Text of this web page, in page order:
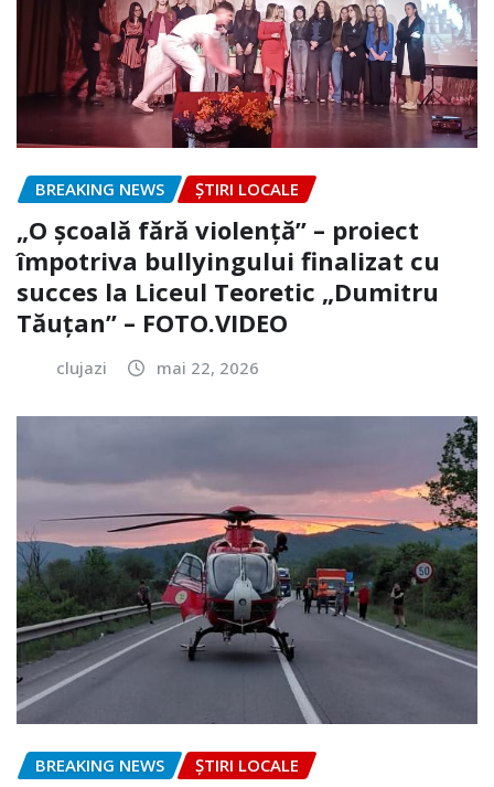
BREAKING NEWS ȘTIRI LOCALE
„O școală fără violență” – proiect
împotriva bullyingului finalizat cu
succes la Liceul Teoretic „Dumitru
Tăuțan” – FOTO.VIDEO
clujazi mai 22, 2026
BREAKING NEWS ȘTIRI LOCALE